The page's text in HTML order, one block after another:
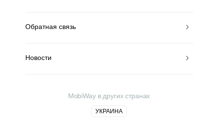
Обратная связь
Новости
MobiWay в других странах
УКРАИНА